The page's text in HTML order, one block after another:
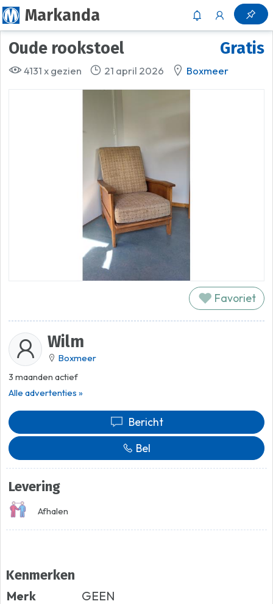
Markanda
Gratis
oude rookstoel
4131 x gezien 21 april 2026 Boxmeer
Favoriet
Wilm
Boxmeer
3 maanden actief
Alle advertenties »
Bericht
Bel
Levering
Afhalen
Kenmerken
Merk
GEEN